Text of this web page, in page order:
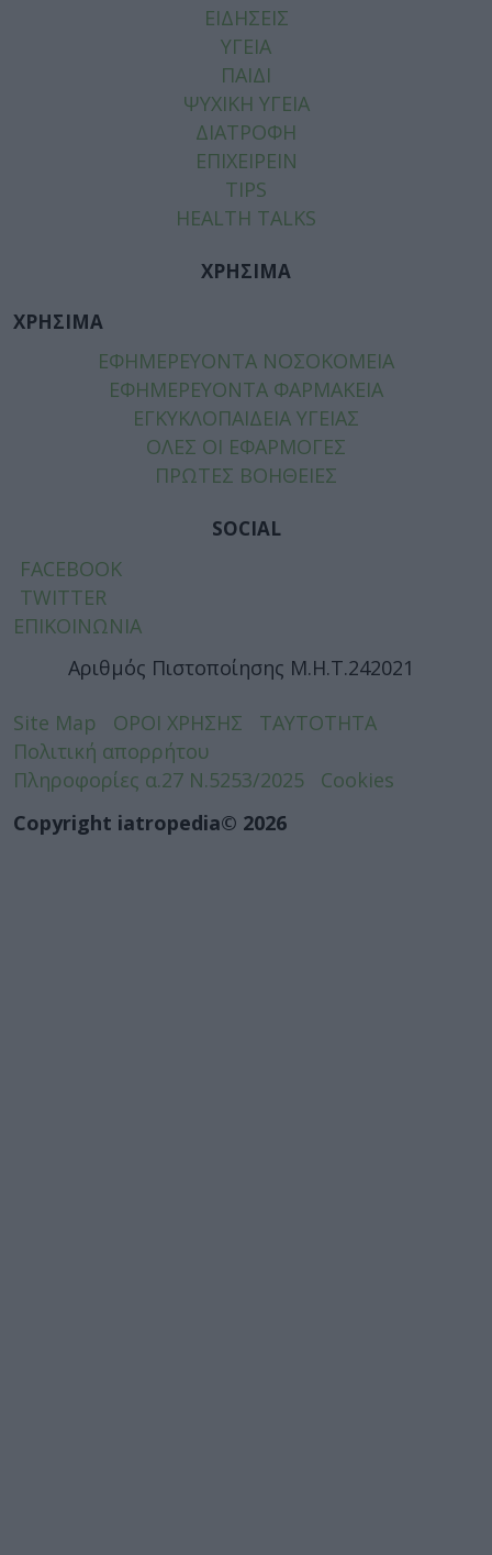
ΕΙΔΗΣΕΙΣ
ΥΓΕΙΑ
ΠΑΙΔΙ
ΨΥΧΙΚΗ ΥΓΕΙΑ
ΔΙΑΤΡΟΦΗ
ΕΠΙΧΕΙΡΕΙΝ
TIPS
HEALTH TALKS
ΧΡΗΣΙΜΑ
ΧΡΗΣΙΜΑ
ΕΦΗΜΕΡΕΥΟΝΤΑ ΝΟΣΟΚΟΜΕΙΑ
ΕΦΗΜΕΡΕΥΟΝΤΑ ΦΑΡΜΑΚΕΙΑ
ΕΓΚΥΚΛΟΠΑΙΔΕΙΑ ΥΓΕΙΑΣ
ΟΛΕΣ ΟΙ ΕΦΑΡΜΟΓΕΣ
ΠΡΩΤΕΣ ΒΟΗΘΕΙΕΣ
SOCIAL
FACEBOOK
TWITTER
ΕΠΙΚΟΙΝΩΝΙΑ
Αριθμός Πιστοποίησης Μ.Η.Τ.242021
Site Map ΟΡΟΙ ΧΡΗΣΗΣ
ΤΑΥΤΟΤΗΤΑ
Πολιτική απορρήτου
Πληροφορίες α.27 Ν.5253/2025
Cookies
Copyright iatropedia© 2026